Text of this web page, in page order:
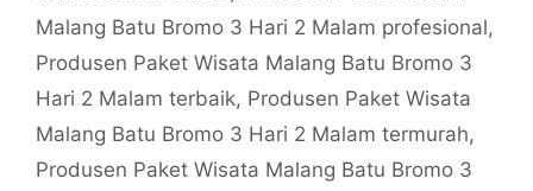
Malang Batu Bromo 3 Hari 2 Malam profesional,
Produsen Paket Wisata Malang Batu Bromo 3
Hari 2 Malam terbaik, Produsen Paket Wisata
Malang Batu Bromo 3 Hari 2 Malam termurah,
Produsen Paket Wisata Malang Batu Bromo 3